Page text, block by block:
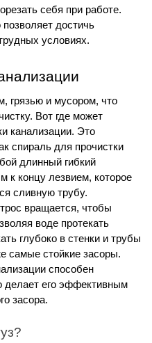
себя при работе.
достичь
условиях.
грязью и мусором, что
Вот где может
канализации. Это
спираль для прочистки
длинный гибкий
к концу лезвием, которое
сливную трубу.
вращается, чтобы
воде протекать
глубоко в стенки и трубы
самые стойкие засоры.
способен
делает его эффективным
засора.